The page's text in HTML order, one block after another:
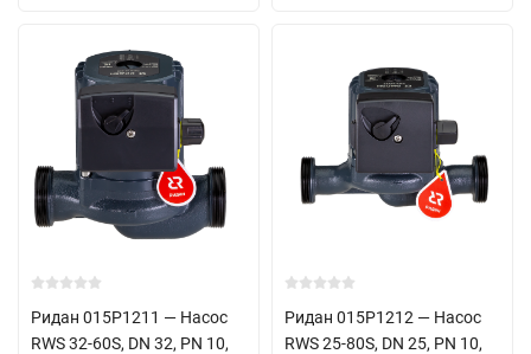
Ридан 015P1211 — Насос
RWS 32-60S, DN 32, PN 10,
Ридан 015P1212 — Насос
RWS 25-80S, DN 25, PN 10,